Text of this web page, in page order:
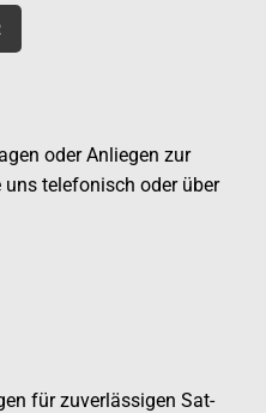
oder Anliegen zur
telefonisch oder über
für zuverlässigen Sat-